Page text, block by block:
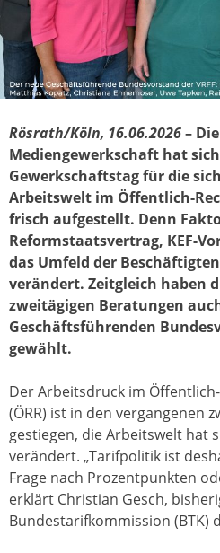
Rösrath/Köln, 16.06.2026–
Mediengewerkschaft hat
Gewerkschaftstag für die
Arbeitswelt im Öffentlich-
frisch aufgestellt. Denn
Reformstaatsvertrag, KEF-
das Umfeld der
verändert. Zeitgleich haben
zweitägigen Beratungen
Geschäftsführenden
gewählt.
Der Arbeitsdruck im
(ÖRR) ist in den vergangenen
gestiegen, die Arbeitswelt hat
verändert. „Tarifpolitik ist
Frage nach Prozentpunkten
erklärt Christian Gesch,
Bundestarifkommission (BTK)